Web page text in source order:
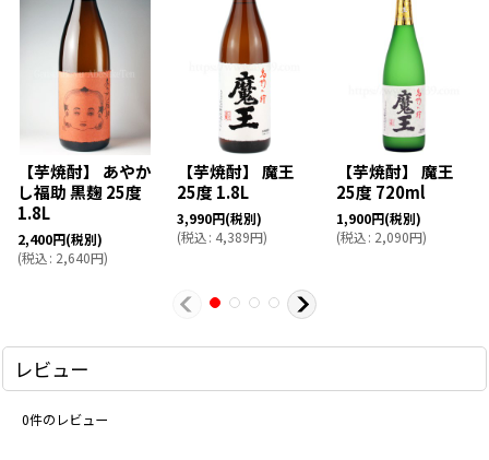
【芋焼酎】 あやか
し福助 黒麹 25度
1.8L
2,400円(税別)
(税込: 2,640円)
【芋焼酎】 魔王
25度 1.8L
3,990円(税別)
(税込: 4,389円)
【芋焼酎】 魔王
25度 720ml
1,900円(税別)
(税込: 2,090円)
レビュー
0件のレビュー